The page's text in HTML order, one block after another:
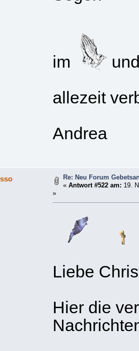
im
allezeit
Andrea
Re: Neu Forum
«Antwort #522 am: 19.
»
Liebe
Hier die